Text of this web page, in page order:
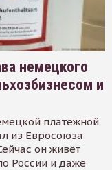
немецкого
и
платёжной
из Евросоюза
он живёт
России и даже